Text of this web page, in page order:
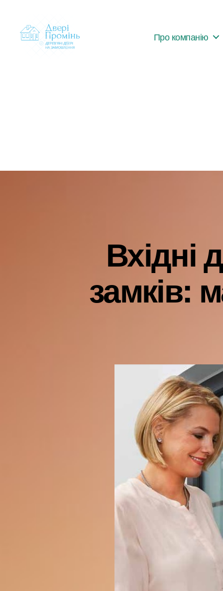
Про компанію
Вхідні
замків: